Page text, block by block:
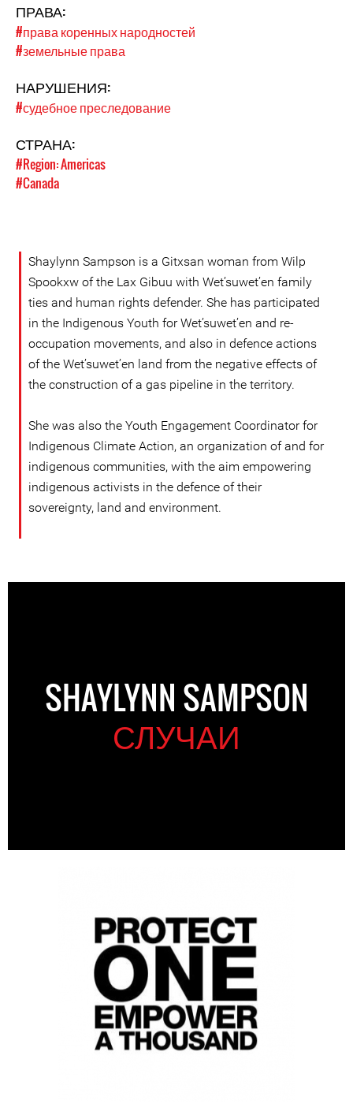
ПРАВА:
#права коренных народностей
#земельные права
НАРУШЕНИЯ:
#судебное преследование
СТРАНА:
#Region: Americas
#Canada
Shaylynn Sampson is a Gitxsan woman from Wilp
Spookxw of the Lax Gibuu with Wet’suwet’en family
ties and human rights defender. She has participated
in the Indigenous Youth for Wet’suwet’en and re-
occupation movements, and also in defence actions
of the Wet’suwet’en land from the negative effects of
the construction of a gas pipeline in the territory.
She was also the Youth Engagement Coordinator for
Indigenous Climate Action, an organization of and for
indigenous communities, with the aim empowering
indigenous activists in the defence of their
sovereignty, land and environment.
SHAYLYNN SAMPSON
СЛУЧАИ